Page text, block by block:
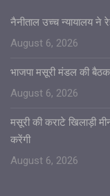
नैनीताल उच्च न्यायालय ने
August 6, 2026
भाजपा मसूरी मंडल की बैठक
August 6, 2026
मसूरी की कराटे खिलाड़ी
करेंगी
August 6, 2026